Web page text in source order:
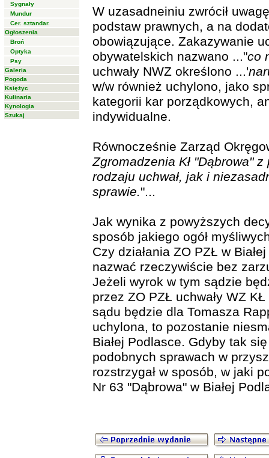
Sygnały
Mundur
Cer. sztandar.
Ogłoszenia
Broń
Optyka
Psy
Galeria
Pogoda
Księżyc
Kulinaria
Kynologia
Szukaj
W uzasadneiniu zwrócił
podstaw prawnych, a na
obowiązujące. Zakazywanie
obywatelskich nazwano ..."co
uchwały NWZ określono ...'
w/w również uchylono, jako
kategorii kar porządkowych,
indywidualne.
Równocześnie Zarząd
Zgromadzenia Kł "Dąbrowa"
rodzaju uchwał, jak i
sprawie."...
Jak wynika z powyższych
sposób jakiego ogół
Czy działania ZO PZŁ w
nazwać rzeczywiście bez
Jeżeli wyrok w tym sądzie
przez ZO PZŁ uchwały WZ
sądu będzie dla Tomasza
uchylona, to pozostanie
Białej Podlasce. Gdyby tak
podobnych sprawach w
rozstrzygał w sposób, w jaki
Nr 63 "Dąbrowa" w Białej